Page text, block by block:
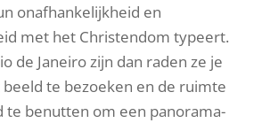
onafhankelijkheid en
met het Christendom typeert.
de Janeiro zijn dan raden ze je
te bezoeken en de ruimte
te benutten om een panorama-